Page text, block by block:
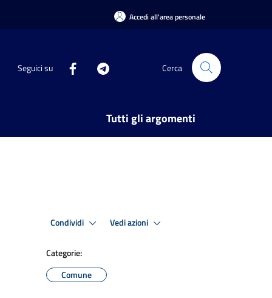
Accedi all'area personale
Seguici su Cerca
Tutti gli argomenti
Condividi Vedi azioni
Categorie:
Comune